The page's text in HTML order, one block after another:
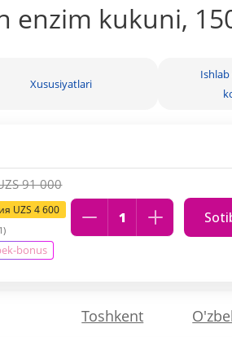
enzim kukuni,
Xususiyatlari
91 000
UZS 4 600
bonus
Toshkent